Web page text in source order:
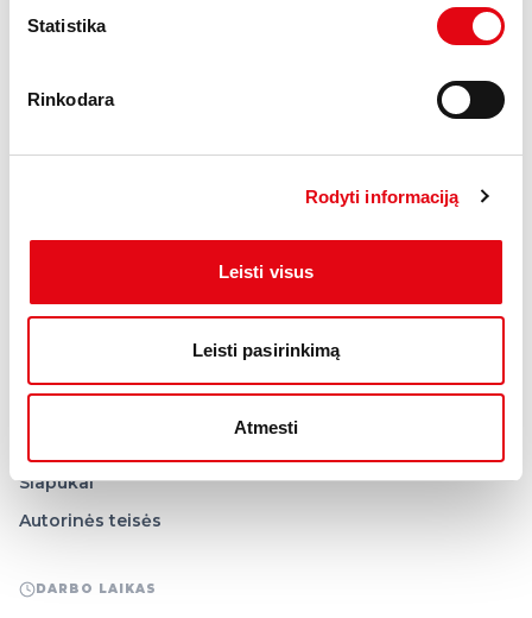
Statistika
Rinkodara
Rodyti informaciją
Leisti visus
Leisti pasirinkimą
Atmesti
+370 37 391006
Slapukai
Autorinės teisės
DARBO LAIKAS